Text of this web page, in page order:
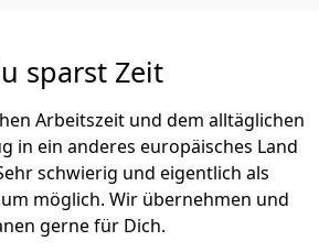
sparst Zeit
Arbeitszeit und dem alltäglichen
in ein anderes europäisches Land
schwierig und eigentlich als
möglich. Wir übernehmen und
gerne für Dich.